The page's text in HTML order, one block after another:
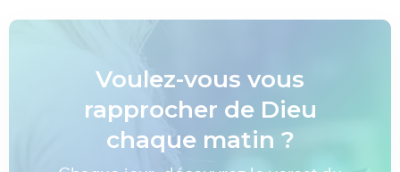
Voulez-vous vous
rapprocher de Dieu
chaque matin ?